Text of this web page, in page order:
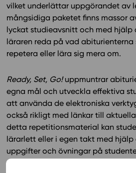
vilket underlättar uppgörandet av
mångsidiga paketet finns massor
lyckat studieavsnitt och med hjälp
läraren reda på vad abiturienterna
repetera eller lära sig mera om.
Ready, Set, Go!uppmuntrar
egna mål och utveckla effektiva
att använda de elektroniska
också rikligt med länkar till
detta repetitionsmaterial kan
lärarlett eller i egen takt med hjälp
uppgifter och övningar på
av dem är självkorrigerande och